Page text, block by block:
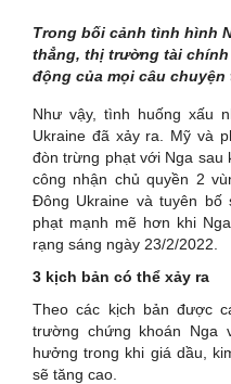
Trong bối cảnh tình hình
thẳng, thị trường tài
động của mọi câu
Như vậy, tình huống xấu
Ukraine đã xảy ra. Mỹ và
đòn trừng phạt với Nga sau
công nhận chủ quyền 2
Đông Ukraine và tuyên
phạt mạnh mẽ hơn khi
rạng sáng ngày 23/2/2022.
3 kịch bản có thể xảy ra
Theo các kịch bản được
trường chứng khoán
hưởng trong khi giá dầu,
sẽ tăng cao.